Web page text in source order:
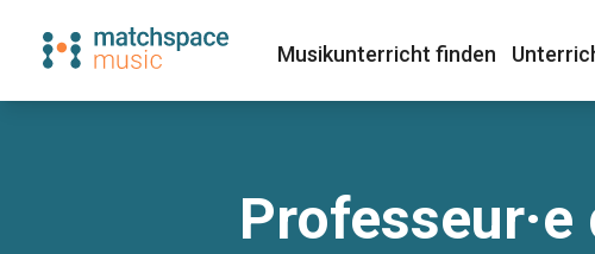
Musikunterricht finden​